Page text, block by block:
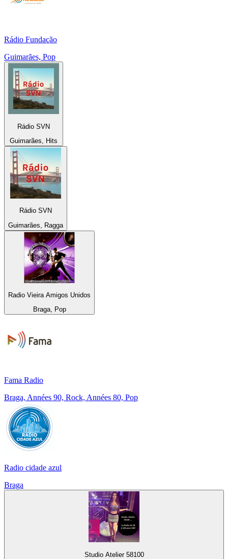
Rádio Fundação
Guimarães, Pop
Rádio SVN
Guimarães, Hits
Rádio SVN
Guimarães, Ragga
Radio Vieira Amigos Unidos
Braga, Pop
Fama Radio
Braga, Années 90, Rock, Années 80, Pop
Radio cidade azul
Braga
Studio Atelier 58100